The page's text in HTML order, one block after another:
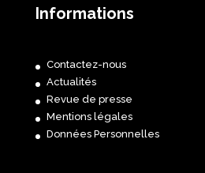
Informations
Contactez-nous
Actualités
Revue de presse
Mentions légales
Données Personnelles